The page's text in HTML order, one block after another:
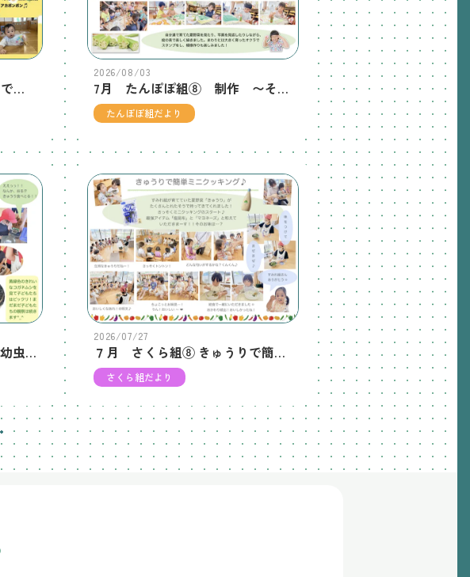
8月 もも組② 暑い夏 室内で元気に遊んでいます。
2026/08/03
7月 たんぽぽ組⑧ 制作 〜そだてたやさいをかいてみよう！〜
たんぽぽ組だより
7月 ちゅうりっぷ組⑥ あの幼虫は「コガネムシ」やった！
2026/07/27
７月 さくら組⑧ きゅうりで簡単ミニクッキング♪
さくら組だより